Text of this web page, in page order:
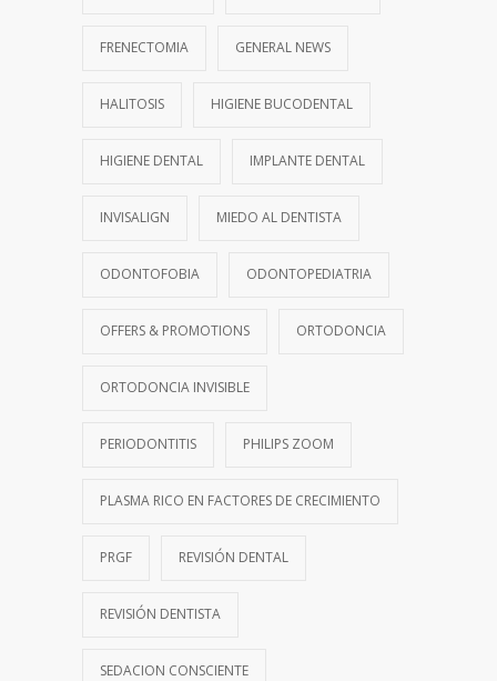
FRENECTOMIA GENERAL NEWS
HALITOSIS HIGIENE BUCODENTAL
HIGIENE DENTAL IMPLANTE DENTAL
INVISALIGN MIEDO AL DENTISTA
ODONTOFOBIA ODONTOPEDIATRIA
OFFERS & PROMOTIONS ORTODONCIA
ORTODONCIA INVISIBLE
PERIODONTITIS PHILIPS ZOOM
PLASMA RICO EN FACTORES DE CRECIMIENTO
PRGF REVISIÓN DENTAL
REVISIÓN DENTISTA
SEDACION CONSCIENTE